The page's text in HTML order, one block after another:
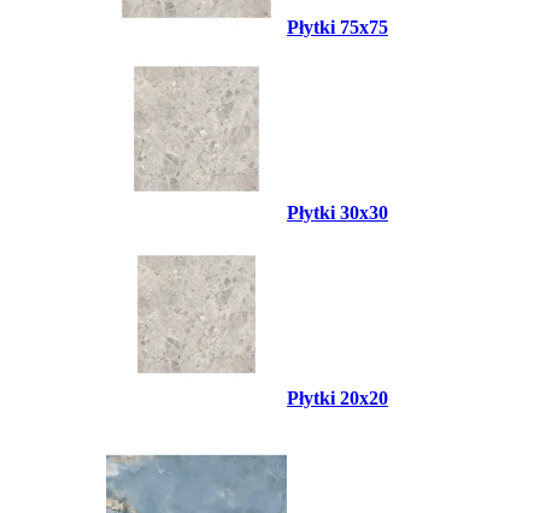
Płytki 75x75
Płytki 30x30
Płytki 20x20